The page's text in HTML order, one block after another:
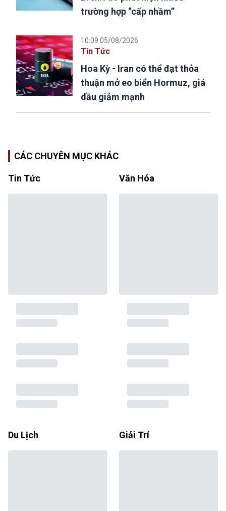
trường hợp “cấp nhầm”
10:09 05/08/2026
Tin Tức
Hoa Kỳ - Iran có thể đạt thỏa
thuận mở eo biển Hormuz, giá
dầu giảm mạnh
CÁC CHUYÊN MỤC KHÁC
Tin Tức Văn Hóa
Du Lịch Giải Trí